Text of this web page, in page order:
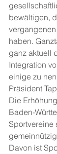
bewältigen,
haben.
ganz aktuell
Integration
einige zu
Präsident
Die
Baden-
Sportvereine
Davon ist